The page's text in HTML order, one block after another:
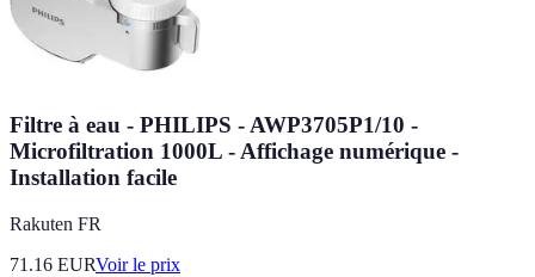
Filtre à eau - PHILIPS - AWP3705P1/10 -
Microfiltration 1000L - Affichage numérique -
Installation facile
Rakuten FR
71.16 EURVoir le prix